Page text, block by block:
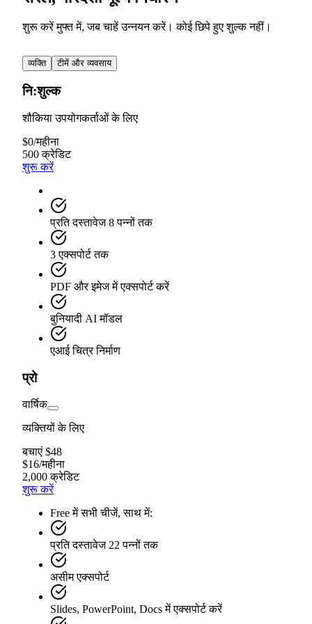
शुरू करें मुफ्त में, जब चाहें उन्नयन करें। कोई छिपे हुए शुल्क नहीं।
व्यक्ति टीमें और व्यवसाय
नि:शुल्क
शौकिया उपयोगकर्ताओं के लिए
$0/महीना
500 क्रेडिट
शुरू करें
प्रति दस्तावेज 8 पन्नों तक
3 एक्सपोर्ट तक
PDF और इमेज में एक्सपोर्ट करें
बुनियादी AI मॉडल
एआई चित्र निर्माण
प्रो
वार्षिक
व्यक्तियों के लिए
बचाएं $48
$16/महीना
2,000 क्रेडिट
शुरू करें
Free में सभी चीजें, साथ में:
प्रति दस्तावेज 22 पन्नों तक
असीम एक्सपोर्ट
Slides, PowerPoint, Docs में एक्सपोर्ट करें